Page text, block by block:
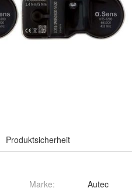
Produktsicherheit
Marke:
Autec